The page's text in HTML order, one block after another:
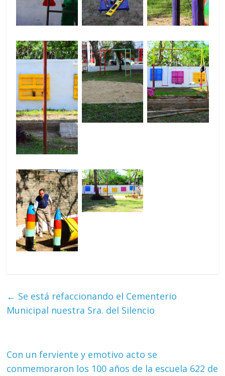
← Se está refaccionando el Cementerio
Municipal nuestra Sra. del Silencio
Con un ferviente y emotivo acto se
conmemoraron los 100 años de la escuela 622 de